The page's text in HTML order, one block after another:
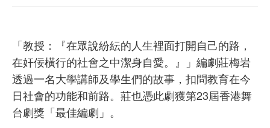
「教授：『在眾說紛紜的人生裡面打開自己的路，
在奸佞橫行的社會之中潔身自愛。』」編劇莊梅岩
透過一名大學講師及學生們的故事，扣問教育在今
日社會的功能和前路。莊也憑此劇獲第23屆香港舞
台劇獎「最佳編劇」。